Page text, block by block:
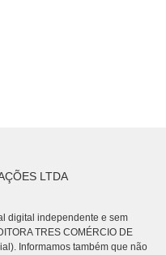
LTDA
digital independente e sem
TRES COMÉRCIO DE
Informamos também que não